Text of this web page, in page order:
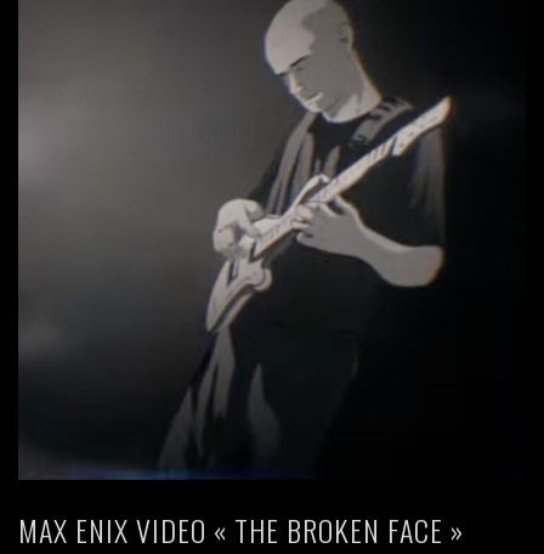
MAX ENIX VIDEO « THE BROKEN FACE »